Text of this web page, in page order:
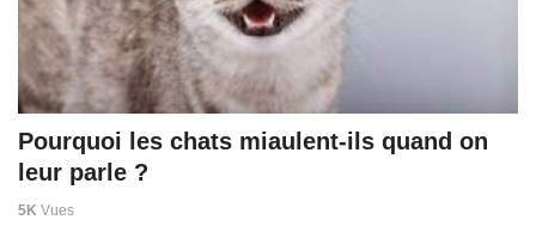
Pourquoi les chats miaulent-ils quand on
leur parle ?
5K Vues